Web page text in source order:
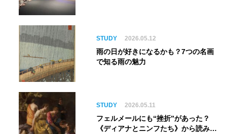
ム】
STUDY 2026.05.12
雨の日が好きになるかも？7つの名画
で知る雨の魅力
STUDY 2026.05.11
フェルメールにも“挫折”があった？
《ディアナとニンフたち》から読み解